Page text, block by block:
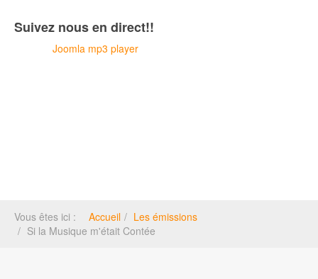
Suivez nous en direct!!
Joomla mp3 player
Vous êtes ici : Accueil
Les émissions
Si la Musique m'était Contée